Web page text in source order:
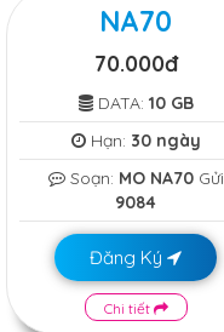
NA70
70.000đ
DATA: 10 GB
Hạn: 30 ngày
Soạn: MO NA70Gửi
9084
Đăng Ký
Chi tiết